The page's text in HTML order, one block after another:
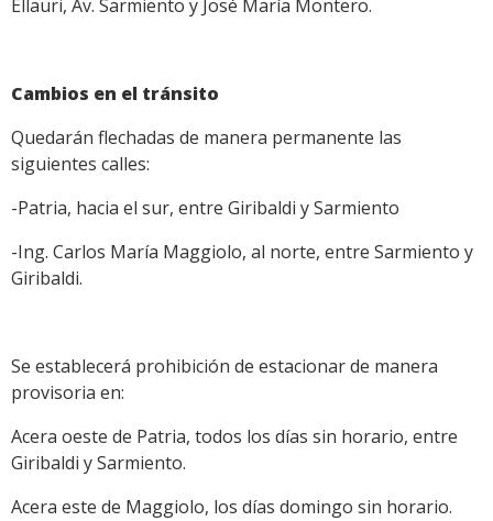
Ellauri, Av. Sarmiento y José María Montero.
Cambios en el tránsito
Quedarán flechadas de manera permanente las
siguientes calles:
-Patria, hacia el sur, entre Giribaldi y Sarmiento
-Ing. Carlos María Maggiolo, al norte, entre Sarmiento y
Giribaldi.
Se establecerá prohibición de estacionar de manera
provisoria en:
Acera oeste de Patria, todos los días sin horario, entre
Giribaldi y Sarmiento.
Acera este de Maggiolo, los días domingo sin horario.